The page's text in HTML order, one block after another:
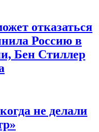
отказаться
Россию в
Бен Стиллер
не делали